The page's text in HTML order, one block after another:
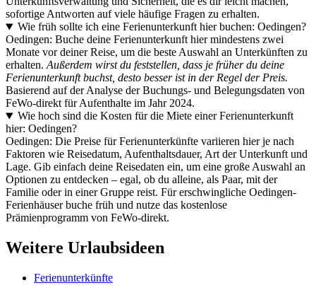
sofortige Antworten auf viele häufige Fragen zu erhalten.
Wie früh sollte ich eine Ferienunterkunft hier buchen: Oedingen?
Oedingen: Buche deine Ferienunterkunft hier mindestens zwei
Monate vor deiner Reise, um die beste Auswahl an Unterkünften zu
erhalten. Außerdem wirst du feststellen, dass je früher du deine
Ferienunterkunft buchst, desto besser ist in der Regel der Preis.
Basierend auf der Analyse der Buchungs- und Belegungsdaten von
FeWo-direkt für Aufenthalte im Jahr 2024.
Wie hoch sind die Kosten für die Miete einer Ferienunterkunft
hier: Oedingen?
Oedingen: Die Preise für Ferienunterkünfte variieren hier je nach
Faktoren wie Reisedatum, Aufenthaltsdauer, Art der Unterkunft und
Lage. Gib einfach deine Reisedaten ein, um eine große Auswahl an
Optionen zu entdecken – egal, ob du alleine, als Paar, mit der
Familie oder in einer Gruppe reist. Für erschwingliche Oedingen-
Ferienhäuser buche früh und nutze das kostenlose
Prämienprogramm von FeWo-direkt.
Weitere Urlaubsideen
Ferienunterkünfte